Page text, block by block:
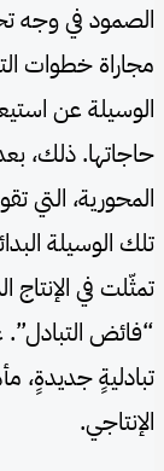
الصمود في وجه
مجاراة خطوات
الوسيلة عن
حاجاتها. ذلك،
المحورية، التي
تلك الوسيلة
تمثّلت في
“فائض
تبادليةٍ جديدةٍ،
الإنتاجي.